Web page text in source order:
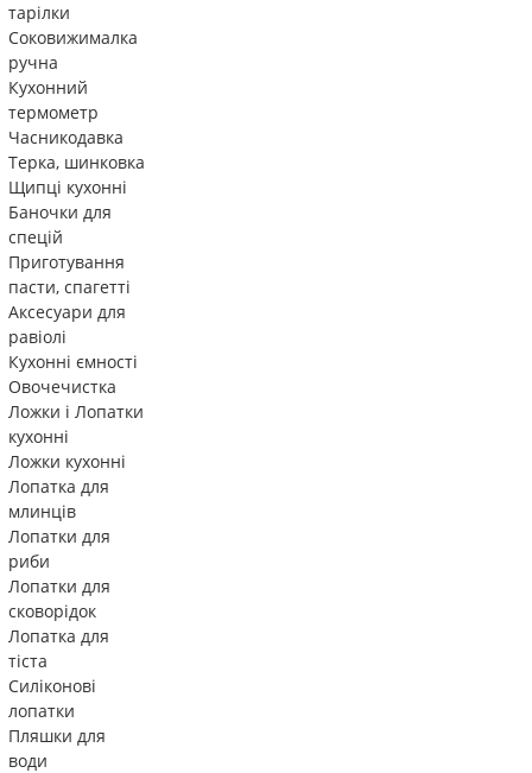
тарілки
Соковижималка
ручна
Кухонний
термометр
Часникодавка
Терка, шинковка
Щипці кухонні
Баночки для
спецій
Приготування
пасти, спагетті
Аксесуари для
равіолі
Кухонні ємності
Овочечистка
Ложки і Лопатки
кухонні
Ложки кухонні
Лопатка для
млинців
Лопатки для
риби
Лопатки для
сковорідок
Лопатка для
тіста
Силіконові
лопатки
Пляшки для
води